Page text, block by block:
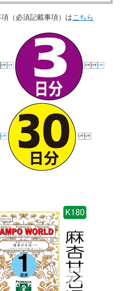
（必須記載事項）はこちら